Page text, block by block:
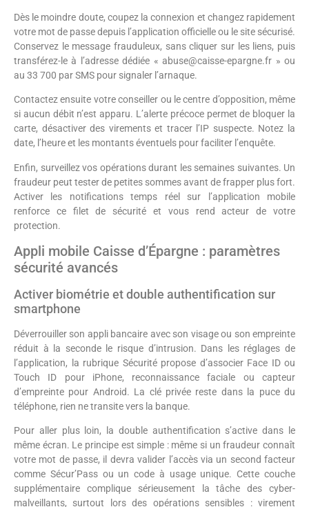
Dès le moindre doute, coupez la connexion et changez rapidement
votre mot de passe depuis l’application officielle ou le site sécurisé.
Conservez le message frauduleux, sans cliquer sur les liens, puis
transférez-le à l’adresse dédiée « abuse@caisse-epargne.fr » ou
au 33 700 par SMS pour signaler l’arnaque.
Contactez ensuite votre conseiller ou le centre d’opposition, même
si aucun débit n’est apparu. L’alerte précoce permet de bloquer la
carte, désactiver des virements et tracer l’IP suspecte. Notez la
date, l’heure et les montants éventuels pour faciliter l’enquête.
Enfin, surveillez vos opérations durant les semaines suivantes. Un
fraudeur peut tester de petites sommes avant de frapper plus fort.
Activer les notifications temps réel sur l’application mobile
renforce ce filet de sécurité et vous rend acteur de votre
protection.
Appli mobile Caisse d’Épargne : paramètres
sécurité avancés
Activer biométrie et double authentification sur
smartphone
Déverrouiller son appli bancaire avec son visage ou son empreinte
réduit à la seconde le risque d’intrusion. Dans les réglages de
l’application, la rubrique Sécurité propose d’associer Face ID ou
Touch ID pour iPhone, reconnaissance faciale ou capteur
d’empreinte pour Android. La clé privée reste dans la puce du
téléphone, rien ne transite vers la banque.
Pour aller plus loin, la double authentification s’active dans le
même écran. Le principe est simple : même si un fraudeur connaît
votre mot de passe, il devra valider l’accès via un second facteur
comme Sécur’Pass ou un code à usage unique. Cette couche
supplémentaire complique sérieusement la tâche des cyber-
malveillants, surtout lors des opérations sensibles : virement